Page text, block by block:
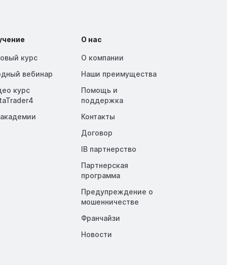
курс
вебинар
курс
О нас
О компании
Наши преимущества
Помощь и
поддержка
Контакты
Договор
IB партнерство
Партнерская
программа
Предупреждение о
мошенничестве
Франчайзи
Новости